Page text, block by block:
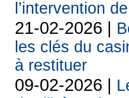
l’intervention
21-02-2026 |
les clés du
à restituer
09-02-2026 |